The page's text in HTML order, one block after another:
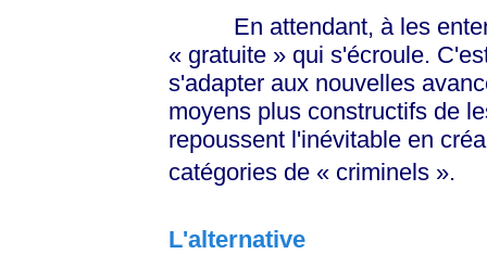
En attendant, à les
« gratuite »qui s'écroule.
s'adapter aux nouvelles
moyens plus constructifs de
repoussent l'inévitable en
catégories de « criminels ».
L'alternative